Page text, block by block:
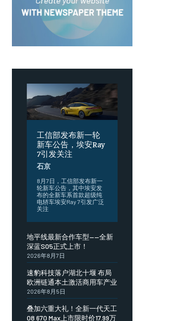
工信部发布新一轮
新车公告，埃安Ray
7引发关注
石京
8月7日，工信部发布新一
轮新车公告，其中埃安发
布的全新车系首款超级纯
电轿车埃安Ray 7引发广泛
关注
地平线最新合作车型——全新
深蓝S05正式上市！
2026年8月7日
速豹科技落户湖北十堰 布局
欧洲链通本土激活商用车产业
2026年8月5日
叠加六重大礼！全新一代天工
08 670 Max上市限时价17.99万